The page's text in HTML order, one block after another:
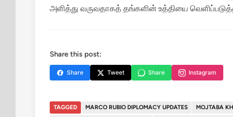
அளித்து வருவதாகத் தங்களின் உத்தியை
Share this post:
Share Tweet Share Instagram
TAGGED MARCO RUBIO DIPLOMACY UPDATES MOJTABA